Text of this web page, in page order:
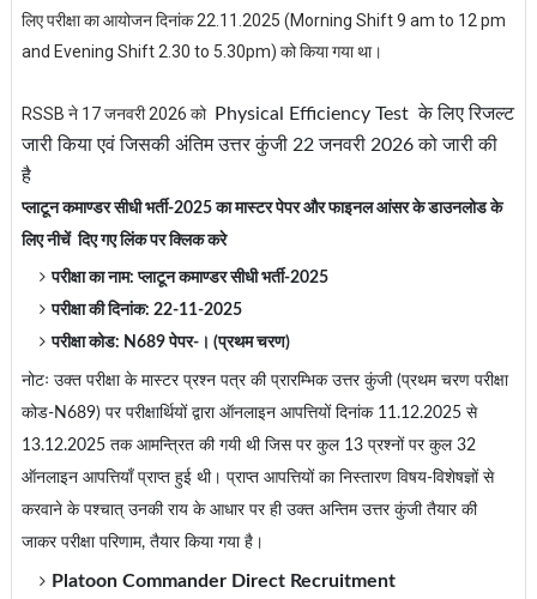
लिए परीक्षा का आयोजन दिनांक 22.11.2025 (Morning Shift 9 am to 12 pm
and Evening Shift 2.30 to 5.30pm) को किया गया था।
RSSB ने 17 जनवरी 2026 को Physical Efficiency Testके लिए रिजल्ट
जारी किया एवं जिसकी अंतिम उत्तर कुंजी 22 जनवरी 2026 को जारी की
है
प्लाटून कमाण्डर सीधी भर्ती-2025 का मास्टर पेपर और फाइनल आंसर के डाउनलोड के
लिए नीचें दिए गए लिंक पर क्लिक करे
परीक्षा का नाम: प्लाटून कमाण्डर सीधी भर्ती-2025
परीक्षा की दिनांक: 22-11-2025
परीक्षा कोड: N689 पेपर-। (प्रथम चरण)
नोटः उक्त परीक्षा के मास्टर प्रश्न पत्र की प्रारम्भिक उत्तर कुंजी (प्रथम चरण परीक्षा
कोड-N689) पर परीक्षार्थियों द्वारा ऑनलाइन आपत्तियों दिनांक 11.12.2025 से
13.12.2025 तक आमन्त्रित की गयी थी जिस पर कुल 13 प्रश्नों पर कुल 32
ऑनलाइन आपत्तियाँ प्राप्त हुई थी। प्राप्त आपत्तियों का निस्तारण विषय-विशेषज्ञों से
करवाने के पश्चात् उनकी राय के आधार पर ही उक्त अन्तिम उत्तर कुंजी तैयार की
जाकर परीक्षा परिणाम, तैयार किया गया है।
Platoon Commander Direct Recruitment